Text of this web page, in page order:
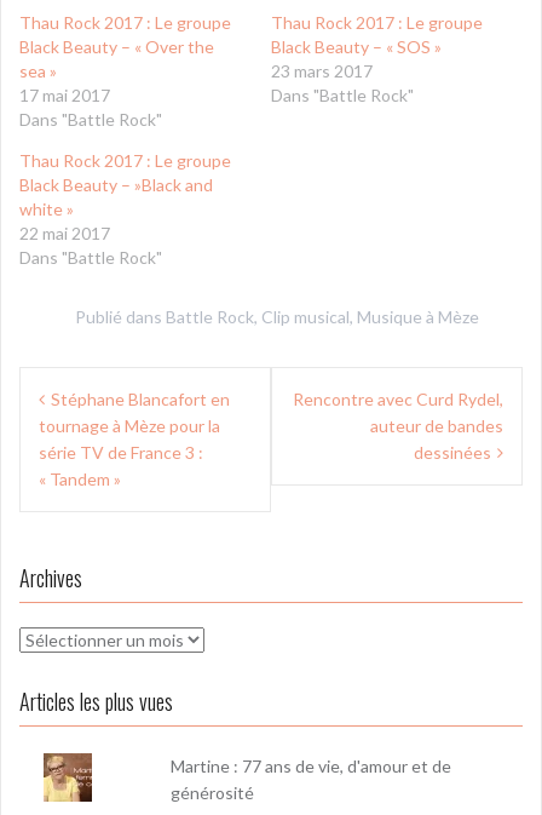
Thau Rock 2017 : Le groupe
Black Beauty – « Over the
sea »
17 mai 2017
Dans "Battle Rock"
Thau Rock 2017 : Le groupe
Black Beauty – « SOS »
23 mars 2017
Dans "Battle Rock"
Thau Rock 2017 : Le groupe
Black Beauty – »Black and
white »
22 mai 2017
Dans "Battle Rock"
Publié dans Battle Rock, Clip musical, Musique à Mèze
Navigation
de
l’article
Stéphane Blancafort en
tournage à Mèze pour la
série TV de France 3 :
« Tandem »
Rencontre avec Curd Rydel,
auteur de bandes
dessinées
Archives
Archives
Articles les plus vues
Martine : 77 ans de vie, d'amour et de
générosité